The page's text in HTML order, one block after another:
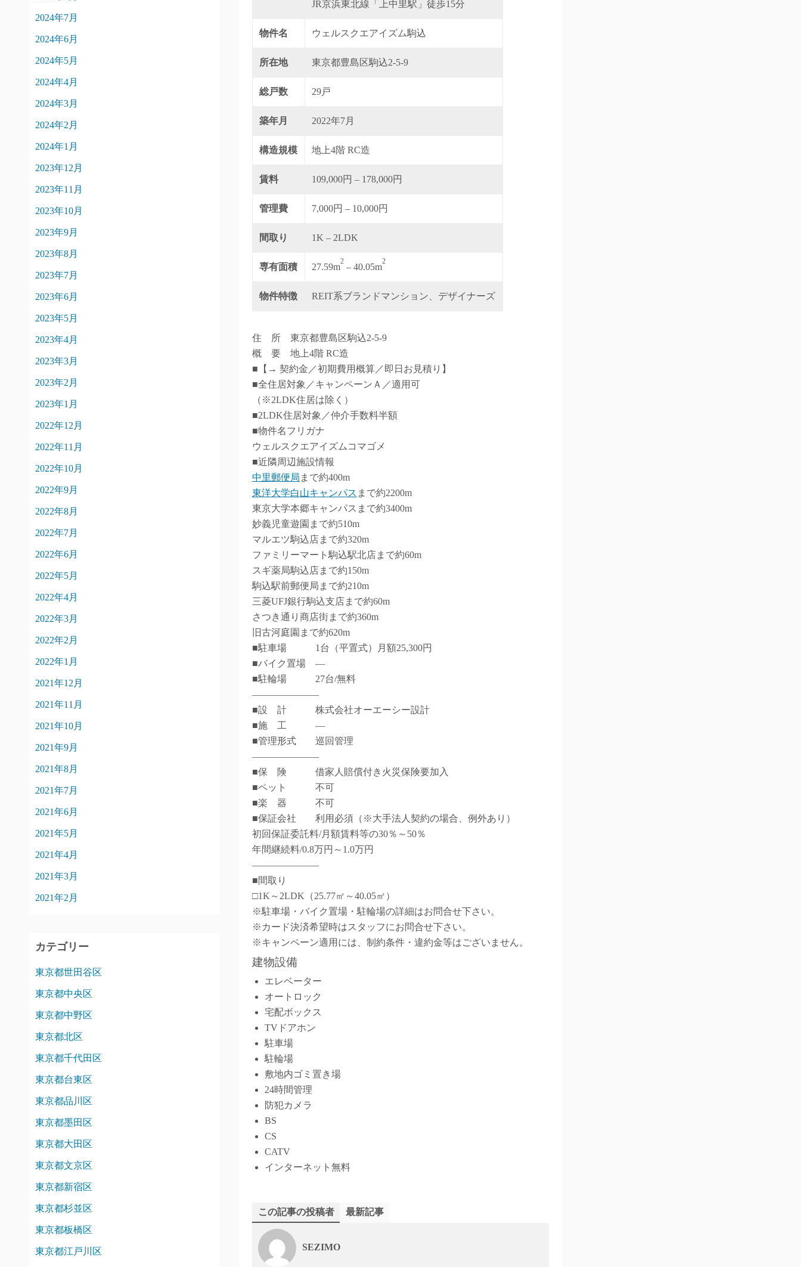
JR京浜東北線「上中里駅」徒歩15分
物件名 ウェルスクエアイズム駒込
所在地 東京都豊島区駒込2-5-9
総戸数 29戸
築年月 2022年7月
構造規模 地上4階 RC造
賃料 109,000円 – 178,000円
管理費 7,000円 – 10,000円
間取り 1K – 2LDK
専有面積 27.59m
2
– 40.05m
2
物件特徴 REIT系ブランドマンション、デザイナーズ
住 所 東京都豊島区駒込2-5-9
概 要 地上4階 RC造
■【→ 契約金／初期費用概算／即日お見積り】
■全住居対象／キャンペーンＡ／適用可
（※2LDK住居は除く）
■2LDK住居対象／仲介手数料半額
■物件名フリガナ
ウェルスクエアイズムコマゴメ
■近隣周辺施設情報
中里郵便局 まで約400m
東洋大学白山キャンパス まで約2200m
東京大学本郷キャンパスまで約3400m
妙義児童遊園まで約510m
マルエツ駒込店まで約320m
ファミリーマート駒込駅北店まで約60m
スギ薬局駒込店まで約150m
駒込駅前郵便局まで約210m
三菱UFJ銀行駒込支店まで約60m
さつき通り商店街まで約360m
旧古河庭園まで約620m
■駐車場 1台（平置式）月額25,300円
■バイク置場 ―
■駐輪場 27台/無料
―――――――
■設 計 株式会社オーエーシー設計
■施 工 ―
■管理形式 巡回管理
―――――――
■保 険 借家人賠償付き火災保険要加入
■ペット 不可
■楽 器 不可
■保証会社 利用必須（※大手法人契約の場合、例外あり）
初回保証委託料/月額賃料等の30％～50％
年間継続料/0.8万円～1.0万円
―――――――
■間取り
□1K～2LDK（25.77㎡～40.05㎡）
※駐車場・バイク置場・駐輪場の詳細はお問合せ下さい。
※カード決済希望時はスタッフにお問合せ下さい。
※キャンペーン適用には、制約条件・違約金等はございません。
建物設備
エレベーター
オートロック
宅配ボックス
TVドアホン
駐車場
駐輪場
敷地内ゴミ置き場
24時間管理
防犯カメラ
BS
CS
CATV
インターネット無料
この記事の投稿者 最新記事
SEZIMO
2024年7月
2024年6月
2024年5月
2024年4月
2024年3月
2024年2月
2024年1月
2023年12月
2023年11月
2023年10月
2023年9月
2023年8月
2023年7月
2023年6月
2023年5月
2023年4月
2023年3月
2023年2月
2023年1月
2022年12月
2022年11月
2022年10月
2022年9月
2022年8月
2022年7月
2022年6月
2022年5月
2022年4月
2022年3月
2022年2月
2022年1月
2021年12月
2021年11月
2021年10月
2021年9月
2021年8月
2021年7月
2021年6月
2021年5月
2021年4月
2021年3月
2021年2月
カテゴリー
東京都世田谷区
東京都中央区
東京都中野区
東京都北区
東京都千代田区
東京都台東区
東京都品川区
東京都墨田区
東京都大田区
東京都文京区
東京都新宿区
東京都杉並区
東京都板橋区
東京都江戸川区